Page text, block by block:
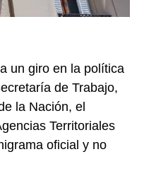
un giro en la política
de Trabajo,
la Nación, el
Territoriales
oficial y no